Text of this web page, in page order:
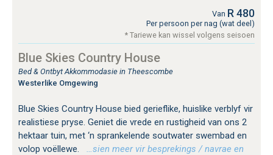
Van R 480
Per persoon per nag (wat deel)
* Tariewe kan wissel volgens seisoen
Blue Skies Country House
Bed & Ontbyt Akkommodasie in Theescombe
Westerlike Omgewing
Blue Skies Country House bied gerieflike, huislike verblyf vir
realistiese pryse. Geniet die vrede en rustigheid van ons 2
hektaar tuin, met ‘n sprankelende soutwater swembad en
volop voëllewe.
…sien meer vir besprekings / navrae en